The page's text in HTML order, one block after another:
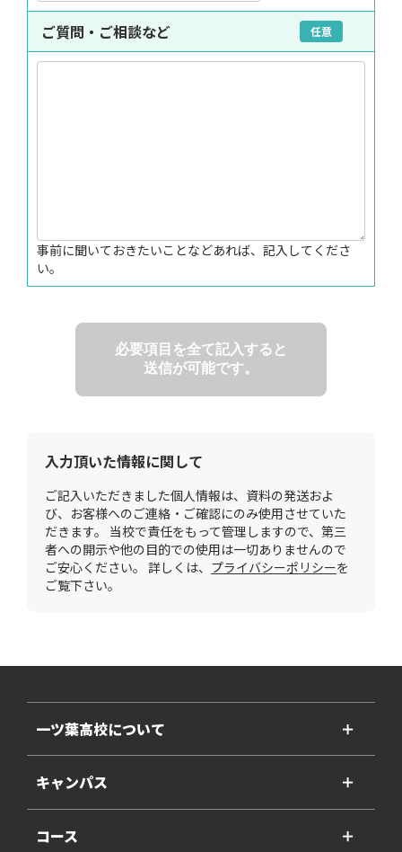
ご質問・ご相談など 任意
事前に聞いておきたいことなどあれば、記入してくださ
い。
必要項目を全て記入すると
送信が可能です。
入力頂いた情報に関して
ご記入いただきました個人情報は、資料の発送およ
び、お客様へのご連絡・ご確認にのみ使用させていた
だきます。 当校で責任をもって管理しますので、第三
者への開示や他の目的での使用は一切ありませんので
ご安心ください。 詳しくは、 プライバシーポリシーを
ご覧下さい。
一ツ葉高校について ＋
キャンパス ＋
コース ＋